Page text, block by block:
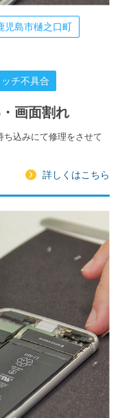
児島市樋之口町
ッチ不具合
画面割れ
ち込みにて修理をさせて
詳しくはこちら